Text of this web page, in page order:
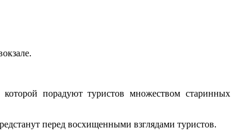
порадуют туристов множеством старинных
перед восхищенными взглядами туристов.